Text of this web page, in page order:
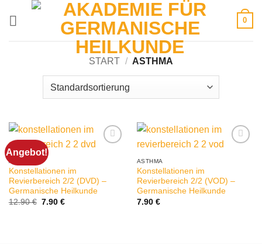
0
START / ASTHMA
Angebot!
ASTHMA
Konstellationen im
Revierbereich 2/2 (DVD) –
Germanische Heilkunde
12.90€ Ursprünglicher
7.90 €Aktueller
ASTHMA
Konstellationen im
Revierbereich 2/2 (VOD) –
Germanische Heilkunde
7.90 €